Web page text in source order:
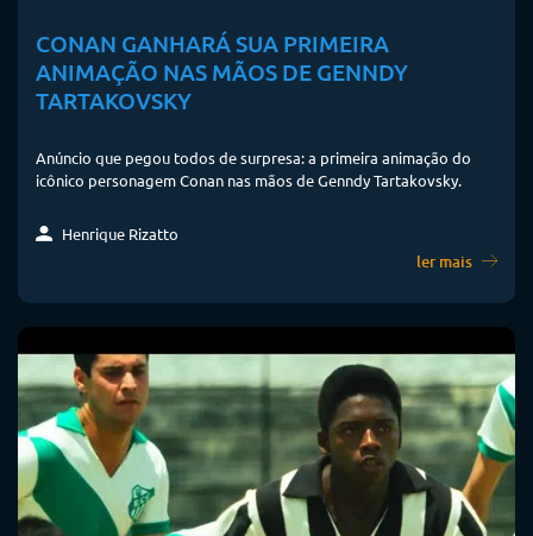
CONAN GANHARÁ SUA PRIMEIRA
ANIMAÇÃO NAS MÃOS DE GENNDY
TARTAKOVSKY
Anúncio que pegou todos de surpresa: a primeira animação do
icônico personagem Conan nas mãos de Genndy Tartakovsky.
Henrique Rizatto
ler mais